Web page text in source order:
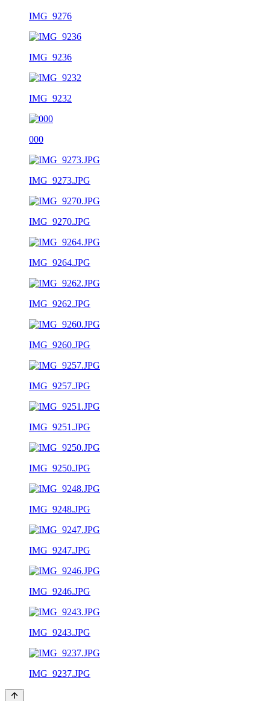
IMG_9276
IMG_9236
IMG_9232
000
IMG_9273.JPG
IMG_9270.JPG
IMG_9264.JPG
IMG_9262.JPG
IMG_9260.JPG
IMG_9257.JPG
IMG_9251.JPG
IMG_9250.JPG
IMG_9248.JPG
IMG_9247.JPG
IMG_9246.JPG
IMG_9243.JPG
IMG_9237.JPG